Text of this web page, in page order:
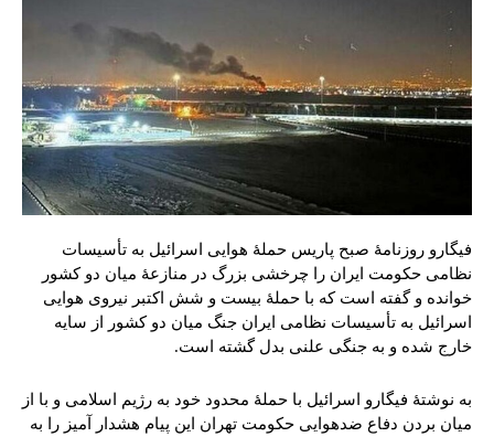
فیگارو روزنامۀ صبح پاریس حملۀ هوایی اسرائیل به تأسیسات
نظامی حکومت ایران را چرخشی بزرگ در منازعۀ میان دو کشور
خوانده و گفته است که با حملۀ بیست و شش اکتبر نیروی هوایی
اسرائیل به تأسیسات نظامی ایران جنگ میان دو کشور از سایه
خارج شده و به جنگی علنی بدل گشته است.
به نوشتۀ فیگارو اسرائیل با حملۀ محدود خود به رژیم اسلامی و با از
میان بردن دفاع ضدهوایی حکومت تهران این پیام هشدار آمیز را به